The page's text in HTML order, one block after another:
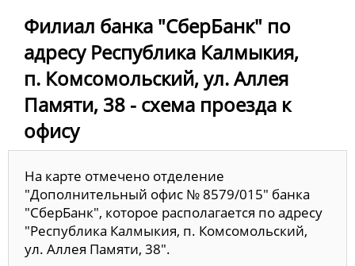
Филиал банка "СберБанк" по
адресу Республика Калмыкия,
п. Комсомольский, ул. Аллея
Памяти, 38 - схема проезда к
офису
На карте отмечено отделение
"Дополнительный офис № 8579/015" банка
"СберБанк", которое располагается по адресу
"Республика Калмыкия, п. Комсомольский,
ул. Аллея Памяти, 38".